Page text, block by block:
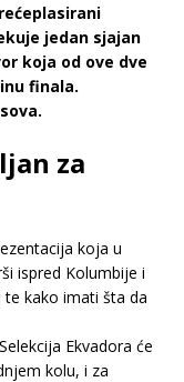
jedan sjajan
koja od ove dve
finala.
za
koja u
ispred Kolumbije i
te kako imati šta da
Ekvadora će
kolu, i za